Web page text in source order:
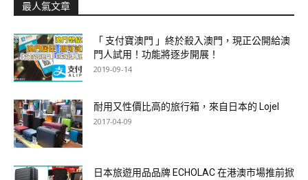
最人氣文章
「 支付寶澳門 」終於殺入澳門，現正公開給澳
門人試用！功能將逐步開展！
2019-09-14
耐用又性價比高的旅行箱，來自日本的 Lojel
2017-04-09
日本旅遊用品品牌 ECHOLAC 在港澳市場推前掀